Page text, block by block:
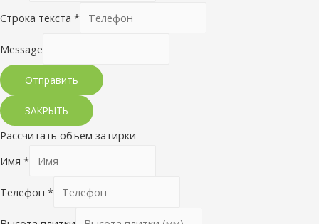
Строка текста *
Message
Отправить
ЗАКРЫТЬ
Рассчитать объем затирки
Имя *
Телефон *